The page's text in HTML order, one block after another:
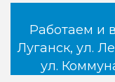
Работаем и
Луганск, ул.
ул.